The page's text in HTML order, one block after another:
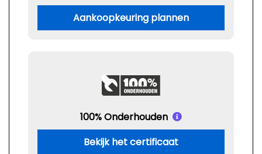
Aankoopkeuring plannen
100% Onderhouden
Bekijk het certificaat